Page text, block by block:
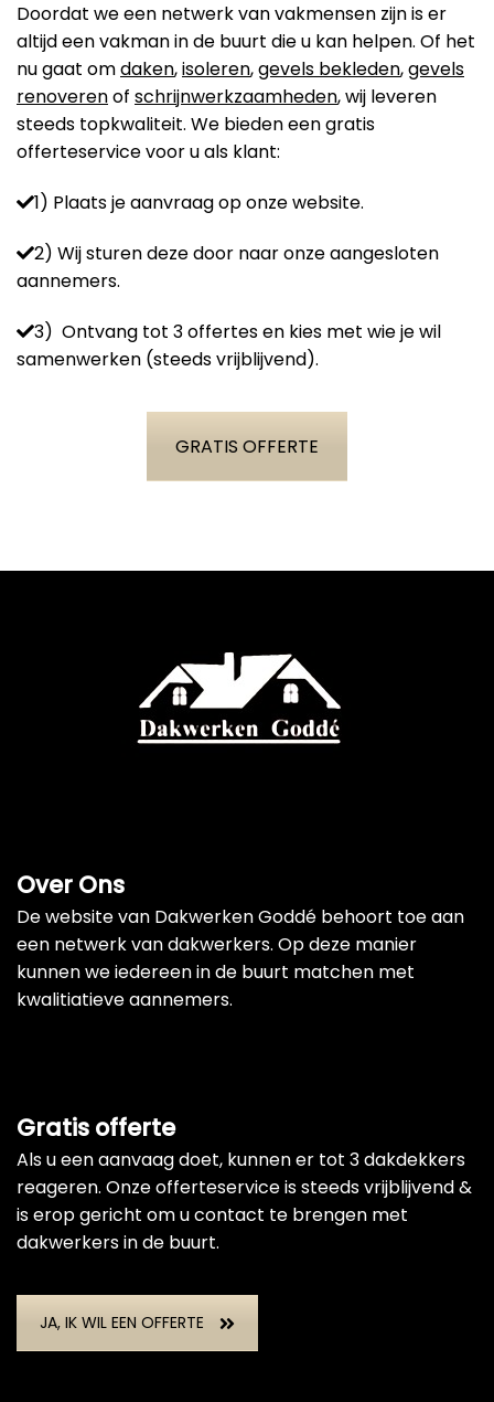
Doordat we een netwerk van vakmensen zijn is er
altijd een vakman in de buurt die u kan helpen. Of het
nu gaat omdaken,isoleren,gevels bekleden,gevels
renoverenof schrijnwerkzaamheden, wij leveren
steeds topkwaliteit. We bieden een gratis
offerteservice voor u als klant:
1) Plaats je aanvraag op onze website.
2) Wij sturen deze door naar onze aangesloten
aannemers.
3) Ontvang tot 3 offertes en kies met wie je wil
samenwerken (steeds vrijblijvend).
GRATIS OFFERTE
Over Ons
De website van Dakwerken Goddé behoort toe aan
een netwerk van dakwerkers. Op deze manier
kunnen we iedereen in de buurt matchen met
kwalitiatieve aannemers.
Gratis offerte
Als u een aanvaag doet, kunnen er tot 3 dakdekkers
reageren. Onze offerteservice is steeds vrijblijvend &
is erop gericht om u contact te brengen met
dakwerkers in de buurt.
JA, IK WIL EEN OFFERTE